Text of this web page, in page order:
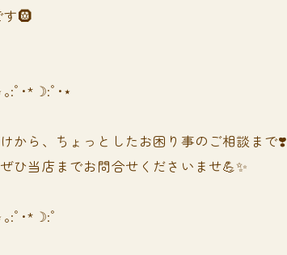
す🛞
:ﾟ･*☽:ﾟ･⋆
から、ちょっとしたお困り事のご相談まで❣️
ひ当店までお問合せくださいませ💪✨
:ﾟ･*☽:ﾟ